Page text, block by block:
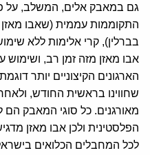
גם במאבק אלים, המשלב, על
התקוממות עממית (שאבו
בברלין), קרי אלימות ללא
אבו מאזן מזה זמן רב,
הארגונים הקיצוניים יותר
שחווינו בראשית החודש,
מאורגנים. כל סוגי המאבק הם
הפלסטינית ולכן אבו מאזן
לכל המחבלים הכלואים